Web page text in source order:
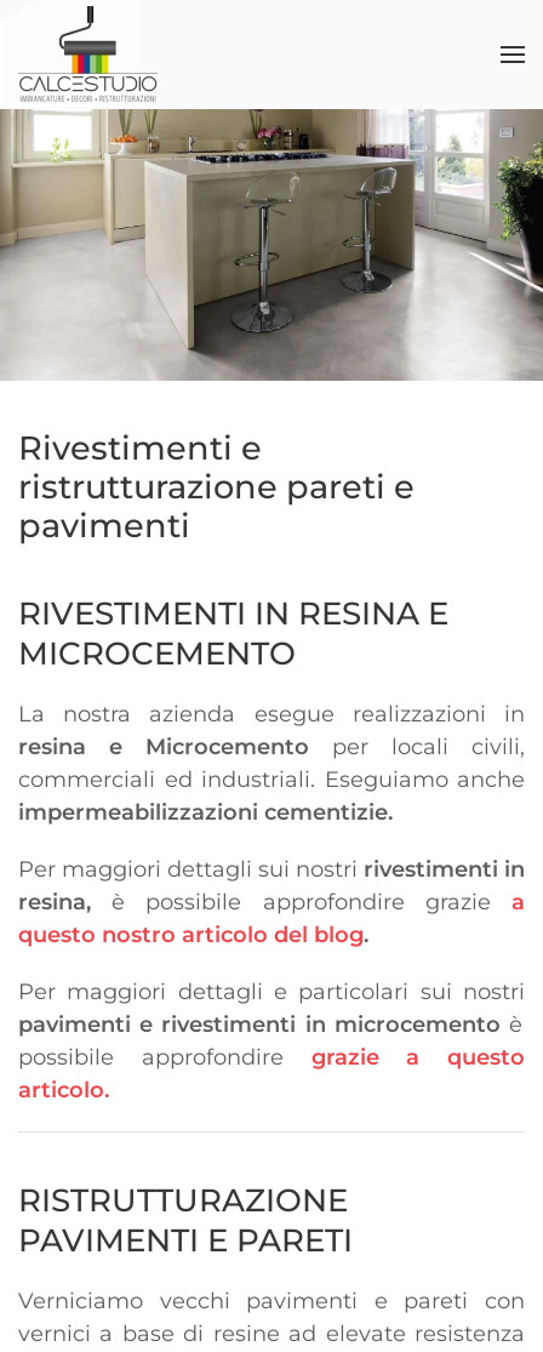
Skip to main content
Rivestimenti e
ristrutturazione pareti e
pavimenti
RIVESTIMENTI IN RESINA E
MICROCEMENTO
La nostra azienda esegue realizzazioni in
resina e Microcemento per locali civili,
commerciali ed industriali. Eseguiamo anche
impermeabilizzazioni cementizie.
Per maggiori dettagli sui nostri rivestimenti in
resina, è possibile approfondire grazie
a
questo nostro articolo del blog.
Per maggiori dettagli e particolari sui nostri
pavimenti e rivestimenti in microcemento è
possibile approfondire
grazie a questo
articolo.
RISTRUTTURAZIONE
PAVIMENTI E PARETI
Verniciamo vecchi pavimenti e pareti con
vernici a base di resine ad elevate resistenza